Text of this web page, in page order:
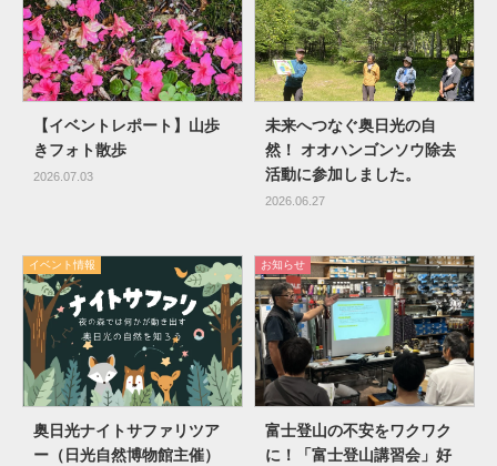
【イベントレポート】山歩
きフォト散歩
2026.07.03
未来へつなぐ奥日光の自
然！ オオハンゴンソウ除去
活動に参加しました。
2026.06.27
イベント情報
奥日光ナイトサファリツア
ー（日光自然博物館主催）
お知らせ
富士登山の不安をワクワク
に！「富士登山講習会」好